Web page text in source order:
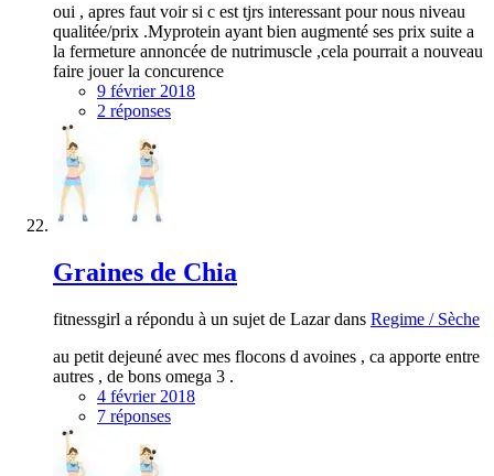
oui , apres faut voir si c est tjrs interessant pour nous niveau
qualitée/prix .Myprotein ayant bien augmenté ses prix suite a
la fermeture annoncée de nutrimuscle ,cela pourrait a nouveau
faire jouer la concurence
9 février 2018
2 réponses
Graines de Chia
fitnessgirl a répondu à un sujet de Lazar dans Regime / Sèche
au petit dejeuné avec mes flocons d avoines , ca apporte entre
autres , de bons omega 3 .
4 février 2018
7 réponses